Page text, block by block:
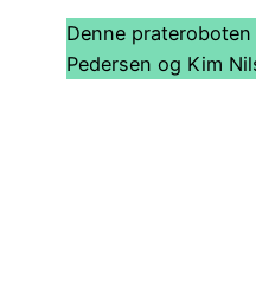
Denne
Pedersen og Kim